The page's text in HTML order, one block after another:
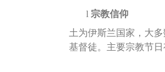
l 宗教信仰
土为伊斯兰国家，大
基督徒。主要宗教节日